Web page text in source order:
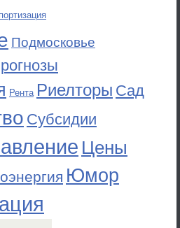
Подмосковье
Рента Риелторы Сад
Субсидии
Цены
Юмор